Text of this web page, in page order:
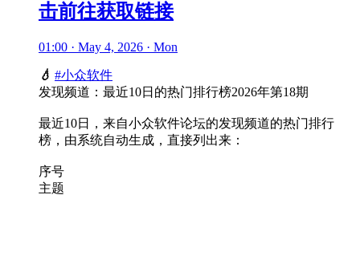
击前往获取链接
01:00 · May 4, 2026 · Mon
💧 #小众软件
发现频道：最近10日的热门排行榜2026年第18期
最近10日，来自小众软件论坛的发现频道的热门排行
榜，由系统自动生成，直接列出来：
序号
主题